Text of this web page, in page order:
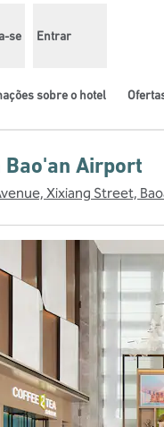
se Entrar
sobre o hotel
Bao'an Airport
Xixiang Street,